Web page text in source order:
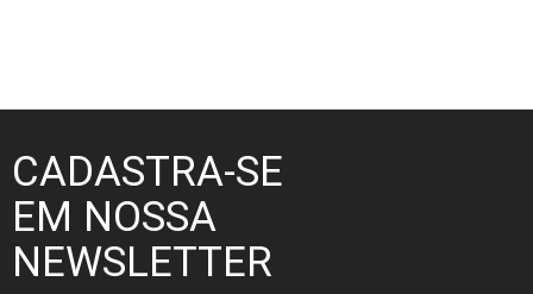
CADASTRA-SE
EM NOSSA
NEWSLETTER